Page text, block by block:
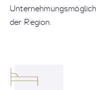
der Region.